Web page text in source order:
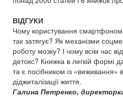
ВІДГУКИ
Чому користування
так затягує? Як механізми
роботу мозку? І чому всім час
детокс? Книжка в легкій формі
та є посібником із «виживання»
діджиталізації життя.
Галина Петренко,